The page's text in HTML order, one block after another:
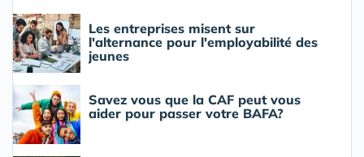
Les entreprises misent sur
l'alternance pour l'employabilité des
jeunes
Savez vous que la CAF peut vous
aider pour passer votre BAFA?